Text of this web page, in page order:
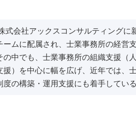
式会社アックスコンサルティングに
ームに配属され、士業事務所の経営
の中でも、士業事務所の組織支援（
援）を中心に幅を広げ、近年では、
度の構築・運用支援にも着手している